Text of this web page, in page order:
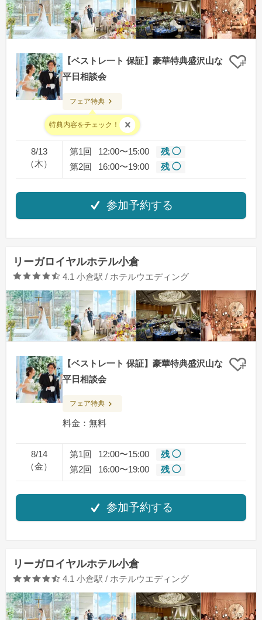
【ベストレ一ト 保証】豪華特典盛沢山な
平日相談会
クリ
フェア特典
特典内容をチェック！
料金：無料
8/13
（木）
第1回 12:00〜15:00
残 ◯
第2回
16:00〜19:00 残 ◯
参加予約する
リーガロイヤルホテル小倉
口コミ評価
4.1 小倉駅 / ホテルウエディング
【ベストレ一ト 保証】豪華特典盛沢山な
平日相談会
クリ
フェア特典
料金：無料
8/14
（金）
第1回 12:00〜15:00
残 ◯
第2回
16:00〜19:00 残 ◯
参加予約する
リーガロイヤルホテル小倉
口コミ評価
4.1 小倉駅 / ホテルウエディング